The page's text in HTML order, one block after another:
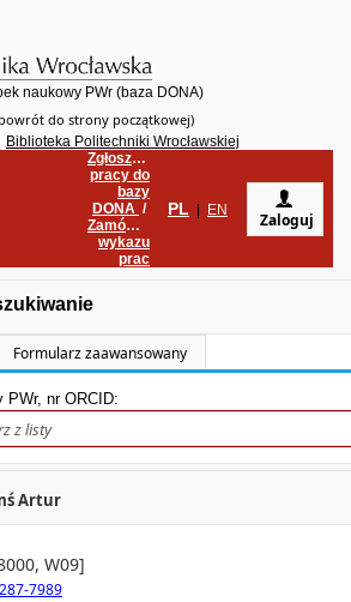
naukowy PWr (baza DONA)
do strony początkowej)
Biblioteka Politechniki Wrocławskiej
Zgłoszenie
pracy do
bazy
DONA /
Zamówienie
wykazu
prac
PL EN Zaloguj
Formularz zaawansowany
PWr, nr ORCID:
Artur
W09]
7989